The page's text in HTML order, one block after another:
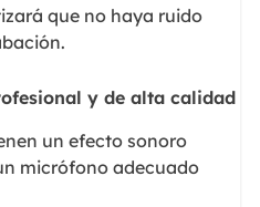
que no haya ruido
y de alta calidad
un efecto sonoro
micrófono adecuado